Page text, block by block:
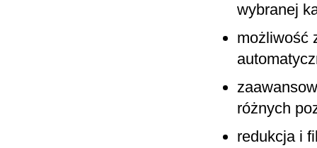
wybranej
możliwość
różnych
redukcja i